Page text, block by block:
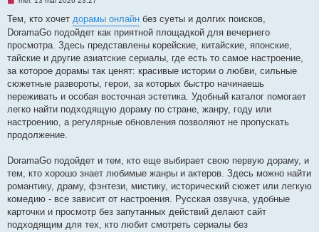
s
a
g
e
n
o
n
l
u
Тем, кто хочет дорамы онлайн без суеты и долгих поисков,
DoramaGo подойдет как приятной площадкой для вечернего
просмотра. Здесь представлены корейские, китайские, японские,
тайские и другие азиатские сериалы, где есть то самое настроение,
за которое дорамы так ценят: красивые истории о любви, сильные
сюжетные развороты, герои, за которых быстро начинаешь
переживать и особая восточная эстетика. Удобный каталог помогает
легко найти подходящую дораму по стране, жанру, году или
настроению, а регулярные обновления позволяют не пропускать
продолжение.
DoramaGo подойдет и тем, кто еще выбирает свою первую дораму, и
тем, кто хорошо знает любимые жанры и актеров. Здесь можно найти
романтику, драму, фэнтези, мистику, исторический сюжет или легкую
комедию - все зависит от настроения. Русская озвучка, удобные
карточки и просмотр без запутанных действий делают сайт
подходящим для тех, кто любит смотреть сериалы без